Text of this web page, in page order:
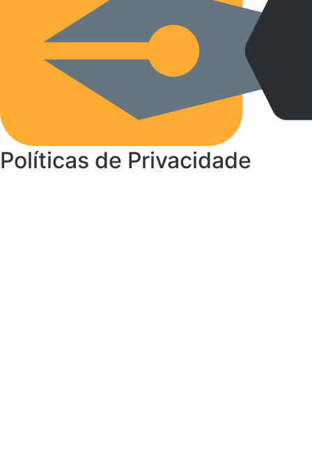
Políticas de Privacidade